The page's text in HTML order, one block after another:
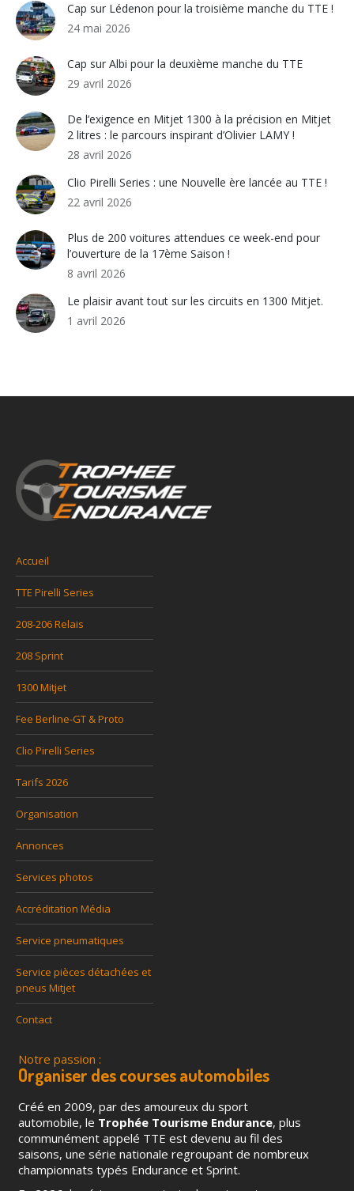
Cap sur Lédenon pour la troisième manche du TTE !
24 mai 2026
Cap sur Albi pour la deuxième manche du TTE
29 avril 2026
De l’exigence en Mitjet 1300 à la précision en Mitjet
2 litres : le parcours inspirant d’Olivier LAMY !
28 avril 2026
Clio Pirelli Series : une Nouvelle ère lancée au TTE !
22 avril 2026
Plus de 200 voitures attendues ce week-end pour
l’ouverture de la 17ème Saison !
8 avril 2026
Le plaisir avant tout sur les circuits en 1300 Mitjet.
1 avril 2026
Accueil
TTE Pirelli Series
208-206 Relais
208 Sprint
1300 Mitjet
Fee Berline-GT & Proto
Clio Pirelli Series
Tarifs 2026
Organisation
Annonces
Services photos
Accréditation Média
Service pneumatiques
Service pièces détachées et
pneus Mitjet
Contact
Notre passion :
Organiser des courses automobiles
Créé en 2009, par des amoureux du sport
automobile, le Trophée Tourisme Endurance, plus
communément appelé TTE est devenu au fil des
saisons, une série nationale regroupant de nombreux
championnats typés Endurance et Sprint.